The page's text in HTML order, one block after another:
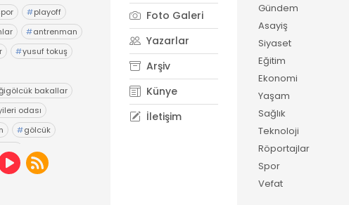
#playoff
#antrenman
#yusuf tokuş
bakallar
odası
#gölcük
Foto Galeri
Yazarlar
Arşiv
Künye
İletişim
Gündem
Asayiş
Siyaset
Eğitim
Ekonomi
Yaşam
Sağlık
Teknoloji
Röportajlar
Spor
Vefat